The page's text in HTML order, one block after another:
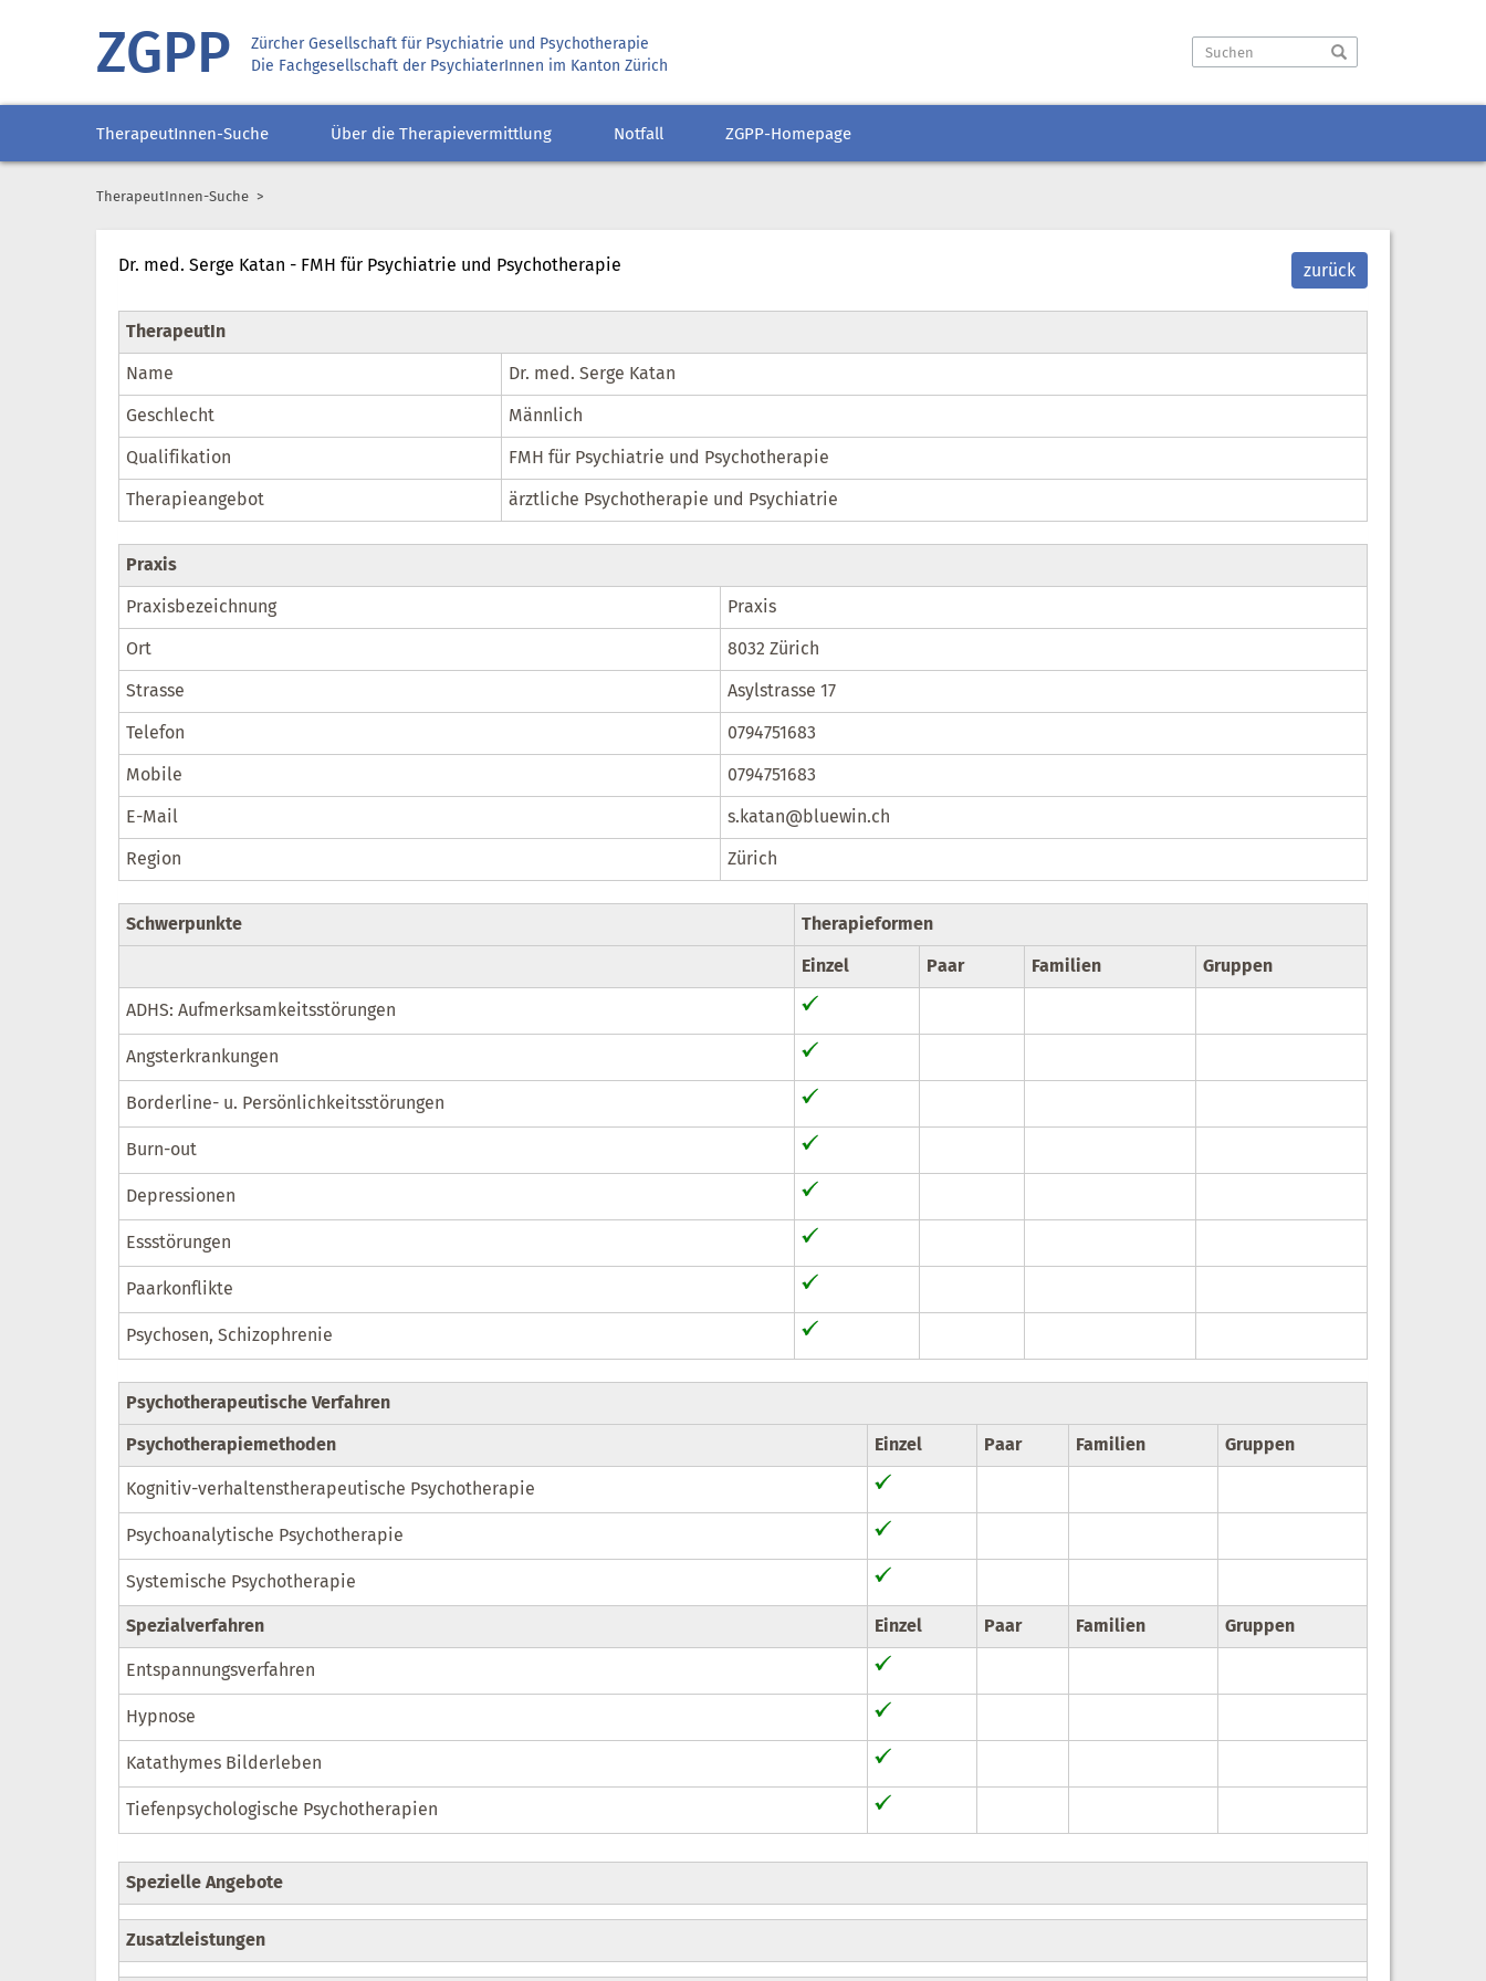
ZGPP
Zürcher Gesellschaft für Psychiatrie und Psychotherapie
Die Fachgesellschaft der PsychiaterInnen im Kanton Zürich
TherapeutInnen-Suche Über die Therapievermittlung Notfall ZGPP-Homepage
TherapeutInnen-Suche
Dr. med. Serge Katan - FMH für Psychiatrie und Psychotherapie zurück
TherapeutIn
Name
Dr. med. Serge Katan
Geschlecht
Männlich
Qualifikation
FMH für Psychiatrie und Psychotherapie
Therapieangebot
ärztliche Psychotherapie und Psychiatrie
Praxis
Praxisbezeichnung
Praxis
Ort
8032 Zürich
Strasse
Asylstrasse 17
Telefon
0794751683
Mobile
0794751683
E-Mail
s.katan@bluewin.ch
Region
Zürich
Schwerpunkte
Therapieformen
Einzel
Paar Familien
Gruppen
ADHS: Aufmerksamkeitsstörungen
Angsterkrankungen
Borderline- u. Persönlichkeitsstörungen
Burn-out
Depressionen
Essstörungen
Paarkonflikte
Psychosen, Schizophrenie
Psychotherapeutische Verfahren
Psychotherapiemethoden
Einzel Paar Familien
Gruppen
Kognitiv-verhaltenstherapeutische Psychotherapie
Psychoanalytische Psychotherapie
Systemische Psychotherapie
Spezialverfahren
Einzel Paar Familien
Gruppen
Entspannungsverfahren
Hypnose
Katathymes Bilderleben
Tiefenpsychologische Psychotherapien
Spezielle Angebote
Zusatzleistungen